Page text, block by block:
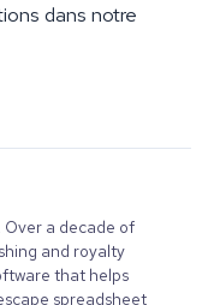
dans notre
Over a decade of
and royalty
that helps
spreadsheet